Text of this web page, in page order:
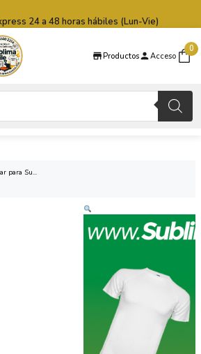
Productos Acceso
0
24 a 48 horas hábiles (Lun-Vie)
para Su...